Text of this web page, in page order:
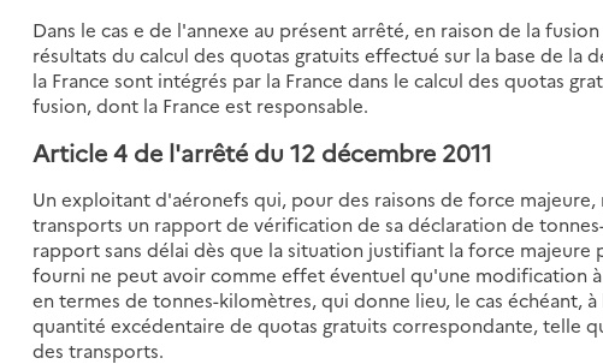
Dans le cas e de l'annexe au présent arrêté, en raison de la
résultats du calcul des quotas gratuits effectué sur la base de la
la France sont intégrés par la France dans le calcul des quotas
fusion, dont la France est responsable.
Article 4 de l'arrêté du 12 décembre 2011
Un exploitant d'aéronefs qui, pour des raisons de force
transports un rapport de vérification de sa déclaration de
rapport sans délai dès que la situation justifiant la force
fourni ne peut avoir comme effet éventuel qu'une modification
en termes de tonnes-kilomètres, qui donne lieu, le cas échéant,
quantité excédentaire de quotas gratuits correspondante, telle
des transports.